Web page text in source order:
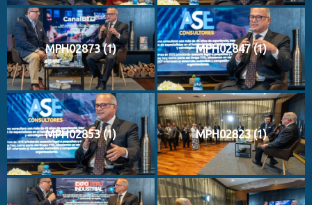
MPH02873 (1) MPH02847 (1)
MPH02853 (1) MPH02823 (1)